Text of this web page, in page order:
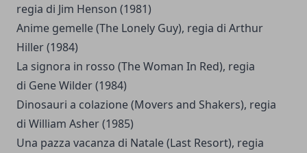
regia di Jim Henson (1981)
Anime gemelle (The Lonely Guy), regia di Arthur
Hiller (1984)
La signora in rosso (The Woman In Red), regia
di Gene Wilder (1984)
Dinosauri a colazione (Movers and Shakers), regia
di William Asher (1985)
Una pazza vacanza di Natale (Last Resort), regia